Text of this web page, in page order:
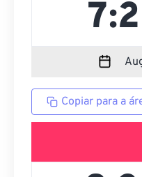
Copiar para a